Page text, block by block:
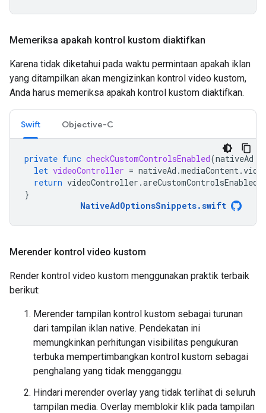
Memeriksa apakah kontrol kustom diaktifkan
Karena tidak diketahui pada waktu permintaan apakah iklan
yang ditampilkan akan mengizinkan kontrol video kustom,
Anda harus memeriksa apakah kontrol kustom diaktifkan.
Swift Objective-C
private func checkCustomControlsEnabled(nativeAd
let videoController = nativeAd .mediaContent.
return videoController .areCustomControlsEnabled
}
NativeAdOptionsSnippets.swift
Merender kontrol video kustom
Render kontrol video kustom menggunakan praktik terbaik
berikut:
Merender tampilan kontrol kustom sebagai turunan
dari tampilan iklan native. Pendekatan ini
memungkinkan perhitungan visibilitas pengukuran
terbuka mempertimbangkan kontrol kustom sebagai
penghalang yang tidak mengganggu.
Hindari merender overlay yang tidak terlihat di seluruh
tampilan media. Overlay memblokir klik pada tampilan